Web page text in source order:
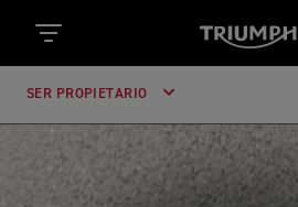
SER PROPIETARIO